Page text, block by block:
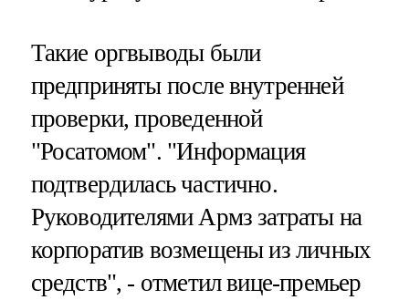
Такие оргвыводы были
предприняты после внутренней
проверки, проведенной
"Росатомом". "Информация
подтвердилась частично.
Руководителями Армз затраты на
корпоратив возмещены из личных
средств", - отметил вице-премьер